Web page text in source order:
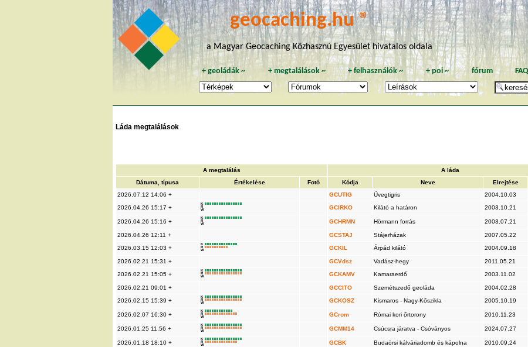
geocaching.hu ®
a Magyar Geocaching Közhasznú Egyesület hivatalos oldala
+geoládák ~ + megtalálások~ +felhasználók~ +poi~ fórum FAQ
Láda megtalálások
A megtalálás A láda
Dátuma, típusa
Értékelése Fotó Kódja Neve Elrejtése
2026.07.12 14:06 +
GCUTIG Üvegtigris 2004.10.03
2026.04.26 15:17 +
K
R
W
GCIRKO Kilátó a határon 2003.10.21
2026.04.26 15:16 +
K
R
W
GCHRMN Hörmann forrás 2003.07.21
2026.04.26 12:11 + GCSTAJ Stájerházak 2007.05.22
2026.03.15 12:03 +
K
R
W
GCKIL Árpád kilátó 2004.09.18
2026.02.21 15:31 + GCVdsz Vadász-hegy 2011.05.21
2026.02.21 15:05 +
K
R
W
GCKAMV Kamaraerdő 2003.11.02
2026.02.21 09:01 + GCCITO Szemétszedő geoláda 2004.02.28
2026.02.15 15:39 +
K
R
W
GCKOSZ Kismaros - Nagy-Kőszikla 2005.10.19
2026.02.07 16:30 +
K
R
W
GCrom Római kori őrtorony 2010.11.23
2026.01.25 11:56 +
K
R
W
GCMM14 Csúcsra járatva - Csóványos 2024.07.27
2026.01.18 18:10 +
K
R
W
GCBK Budaörsi kálváriadomb és kápolna 2010.09.24